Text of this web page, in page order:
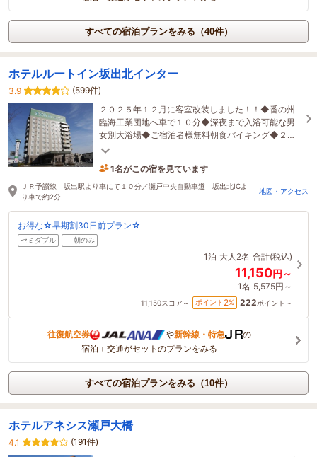
すべての宿泊プランをみる（40件）
ホテルルートイン坂出北インター
3.9
(599件)
２０２５年１２月に客室改装しました！！◆番の州
臨海工業団地へ車で１０分◆深夜まで入浴可能な男
女別大浴場◆ご宿泊者様無料朝食バイキング◆２４
時間利用可コインランドリー
1名がこの宿を見ています
1時間前に予約されました
ＪＲ予讃線 坂出駅より車にて１０分／瀬戸中央自動車道 坂出北ICよ
り車で約2分
地図・アクセス
お得な☆早期割30日前プラン☆
セミダブル 朝のみ
1泊 大人2名 合計(税込)
11,150円～
1名 5,575円～
11,150スコア～ ポイント 2% 222ポイント～
往復航空券 や新幹線・特急
の
宿泊＋交通がセットのプランをみる
すべての宿泊プランをみる（10件）
ホテルアネシス瀬戸大橋
4.1
(191件)